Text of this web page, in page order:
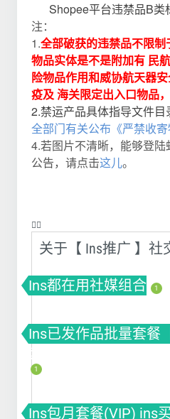
Shopee平台违禁品B类
注：
1.全部破获的违禁品不限
物品实体是不是附加有 民
险物品作用和威协航天器
疫及 海关限定出入口物品
2.禁运产品具体指导文件目
全部门有关公布《严禁收
4.若图片不清晰，能够登
公告，请点击这儿。
❤️‍🔥
关于【 Ins推广 】社
Ins都在用社媒组合 1
Ins已发作品批量套餐
套餐(VIP) ins买赞 ins
1
Ins包月套餐(VIP) ins